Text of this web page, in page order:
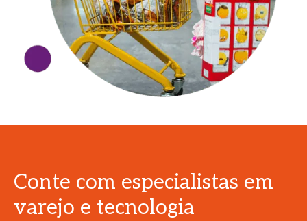
Conte com especialistas em
varejo e tecnologia